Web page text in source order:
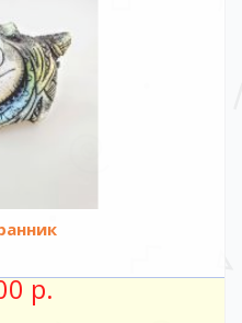
р.